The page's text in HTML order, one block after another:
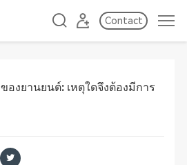
Contact
องยานยนต์: เหตุใดจึงต้องมีการ